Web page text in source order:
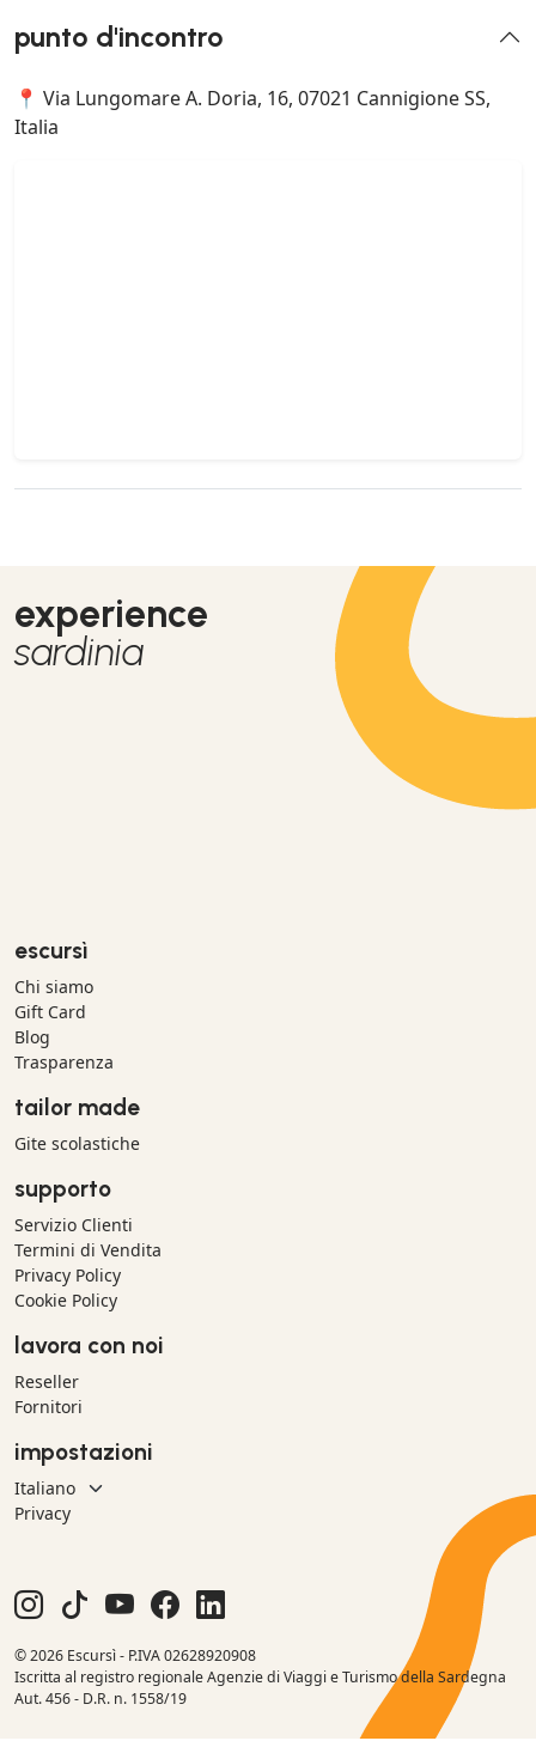
punto d'incontro
📍 Via Lungomare A. Doria, 16, 07021 Cannigione SS,
Italia
experience
sardinia
escursì
Chi siamo
Gift Card
Blog
Trasparenza
tailor made
Gite scolastiche
supporto
Servizio Clienti
Termini di Vendita
Privacy Policy
Cookie Policy
lavora con noi
Reseller
Fornitori
impostazioni
Privacy
© 2026 Escursì - P.IVA 02628920908
Iscritta al registro regionale Agenzie di Viaggi e Turismo della Sardegna
Aut. 456 - D.R. n. 1558/19